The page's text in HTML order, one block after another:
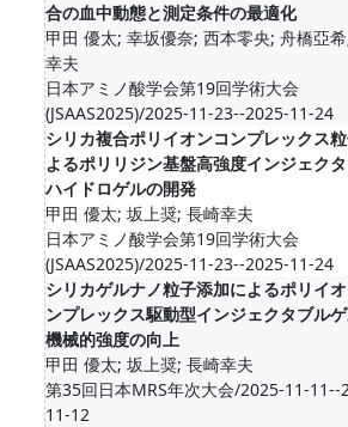
合の血中動態と測定条件の最適化
甲田 優太; 幸坂優奈; 西本零央; 舟橋亞
幸夫
日本アミノ酸学会第19回学術大会
(JSAAS2025)/2025-11-23--2025-11-24
シリカ複合ポリイオンコンプレックス
よるポリリジン基盤高強度インジェク
ハイドロゲルの開発
甲田 優太; 坂上奨; 長崎幸夫
日本アミノ酸学会第19回学術大会
(JSAAS2025)/2025-11-23--2025-11-24
シリカゲルナノ粒子添加によるポリイ
ンプレックス駆動型インジェクタブル
機械的強度の向上
甲田 優太; 坂上奨; 長崎幸夫
第35回日本MRS年次大会/2025-11-11--
11-12